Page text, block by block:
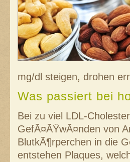
mg/dl steigen, drohen
Was passiert bei
Bei zu viel LDL-
GefÃ¤ÃŸwÃ¤nden von
BlutkÃ¶rperchen in die
entstehen Plaques,